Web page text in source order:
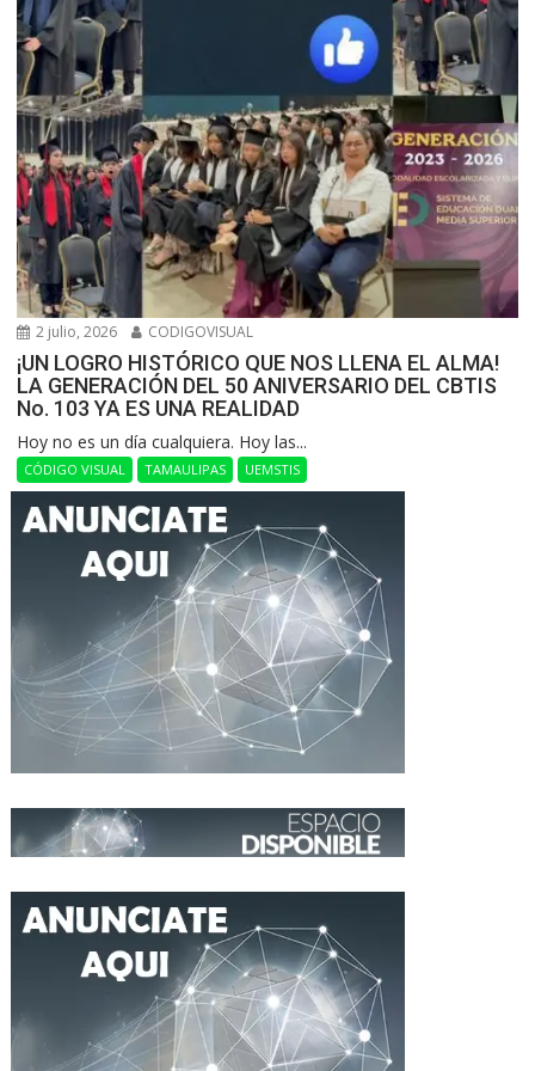
2 julio, 2026 CODIGOVISUAL
¡UN LOGRO HISTÓRICO QUE NOS LLENA EL ALMA!
LA GENERACIÓN DEL 50 ANIVERSARIO DEL CBTIS
No. 103 YA ES UNA REALIDAD
Hoy no es un día cualquiera. Hoy las...
CÓDIGO VISUAL TAMAULIPAS UEMSTIS